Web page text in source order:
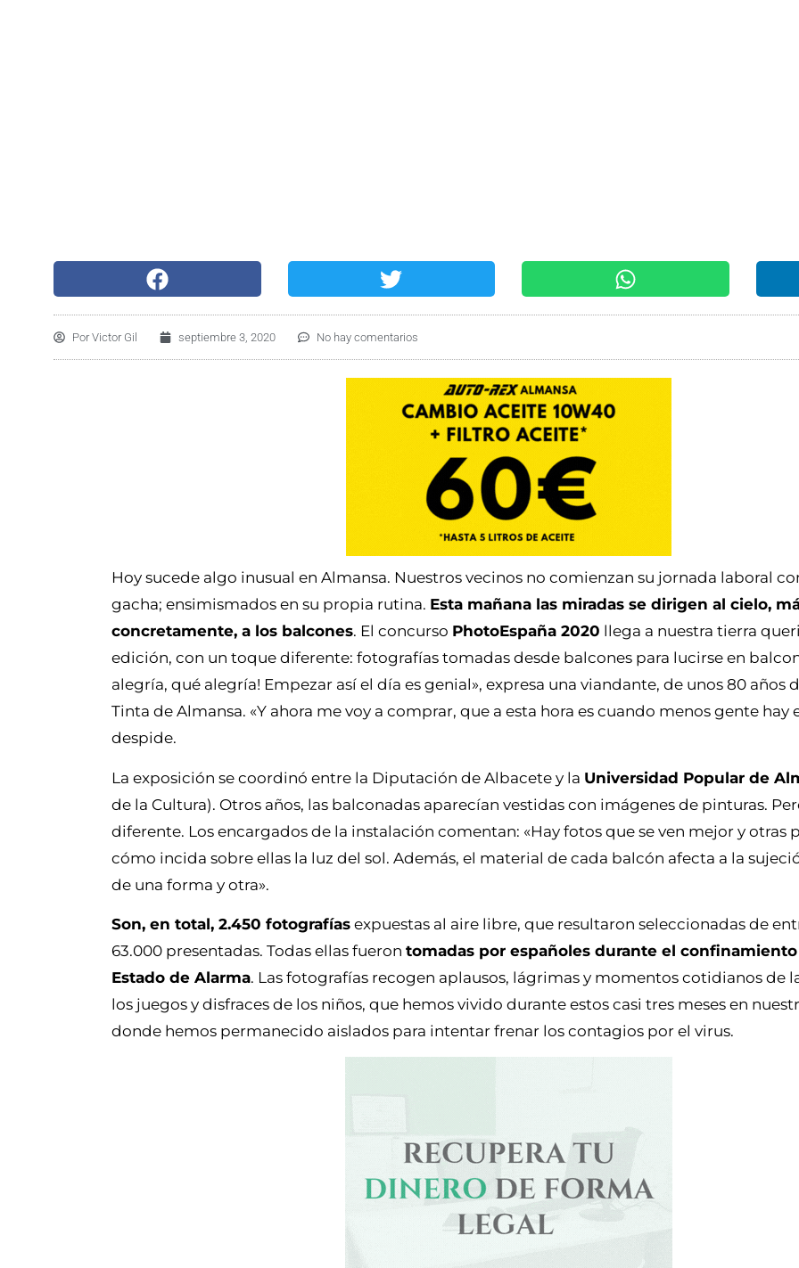
Por Victor Gil septiembre 3, 2020 No hay comentarios
Hoy sucede algo inusual en Almansa. Nuestros vecinos no comienzan su jornada laboral
gacha; ensimismados en su propia rutina. Esta mañana las miradas se dirigen al cielo,
concretamente, a los balcones. El concurso PhotoEspaña 2020 llega a nuestra tierra
edición, con un toque diferente: fotografías tomadas desde balcones para lucirse en
alegría, qué alegría! Empezar así el día es genial», expresa una viandante, de unos 80 años
Tinta de Almansa. «Y ahora me voy a comprar, que a esta hora es cuando menos gente hay
despide.
La exposición se coordinó entre la Diputación de Albacete y la Universidad Popular de
de la Cultura). Otros años, las balconadas aparecían vestidas con imágenes de pinturas.
diferente. Los encargados de la instalación comentan: «Hay fotos que se ven mejor y otras
cómo incida sobre ellas la luz del sol. Además, el material de cada balcón afecta a la
de una forma y otra».
Son, en total, 2.450 fotografías expuestas al aire libre, que resultaron seleccionadas de
63.000 presentadas. Todas ellas fueron tomadas por españoles durante el
Estado de Alarma. Las fotografías recogen aplausos, lágrimas y momentos cotidianos de
los juegos y disfraces de los niños, que hemos vivido durante estos casi tres meses en
donde hemos permanecido aislados para intentar frenar los contagios por el virus.